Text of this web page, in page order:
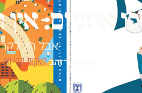
אוזניים:
אבל הי,
חיים הר־זהב·המקום הכי חם